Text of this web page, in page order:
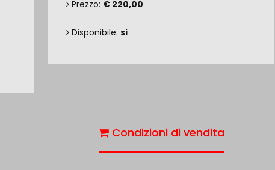
Prezzo: € 220,00
Disponibile: si
Condizioni di vendita